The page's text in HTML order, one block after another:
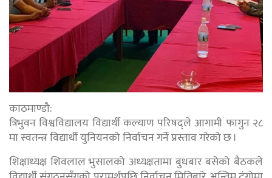
काठमाण्डौ:
त्रिभुवन विश्वविद्यालय विद्यार्थी कल्याण परिषद्ले आगामी फागुन २८
मा स्वतन्त्र विद्यार्थी युनियनको निर्वाचन गर्ने प्रस्ताव गरेको छ ।
शिक्षाध्यक्ष शिवलाल भुसालको अध्यक्षतामा बुधबार बसेको बैठकले